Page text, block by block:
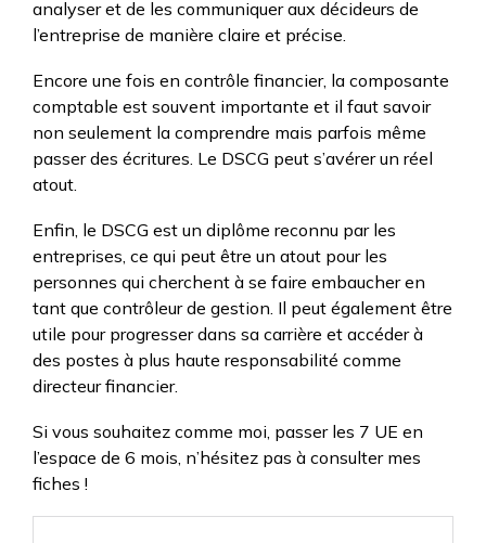
analyser et de les communiquer aux décideurs de
l’entreprise de manière claire et précise.
Encore une fois en contrôle financier, la composante
comptable est souvent importante et il faut savoir
non seulement la comprendre mais parfois même
passer des écritures. Le DSCG peut s’avérer un réel
atout.
Enfin, le DSCG est un diplôme reconnu par les
entreprises, ce qui peut être un atout pour les
personnes qui cherchent à se faire embaucher en
tant que contrôleur de gestion. Il peut également être
utile pour progresser dans sa carrière et accéder à
des postes à plus haute responsabilité comme
directeur financier.
Si vous souhaitez comme moi, passer les 7 UE en
l’espace de 6 mois, n’hésitez pas à consulter mes
fiches !